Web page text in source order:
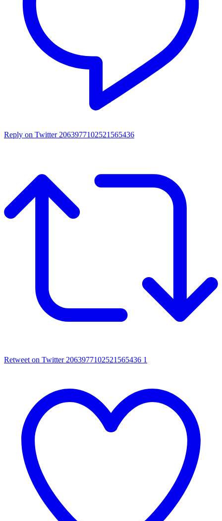
Reply on Twitter 2063977102521565436
Retweet on Twitter 2063977102521565436 1